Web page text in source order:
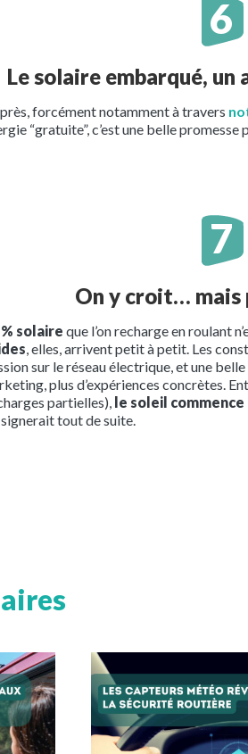
Le solaire embarqué, un
forcément notamment à travers
“gratuite”, c’est une belle
On y croit… mais
solaire que l’on recharge en roulant
, elles, arrivent petit à petit. Les
sur le réseau électrique, et une
plus d’expériences concrètes.
partielles), le soleil commence
tout de suite.